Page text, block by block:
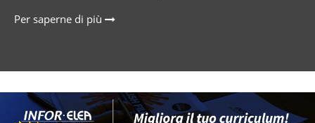
Per saperne di più